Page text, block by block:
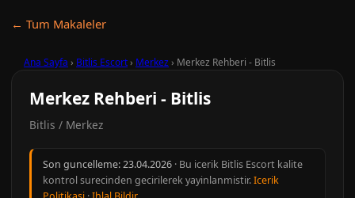
← Tum Makaleler
Ana Sayfa › Bitlis Escort› Merkez› Merkez Rehberi - Bitlis
Merkez Rehberi - Bitlis
Bitlis / Merkez
Son guncelleme:23.04.2026 · Bu icerik Bitlis Escort kalite
kontrol surecinden gecirilerek yayinlanmistir.Icerik